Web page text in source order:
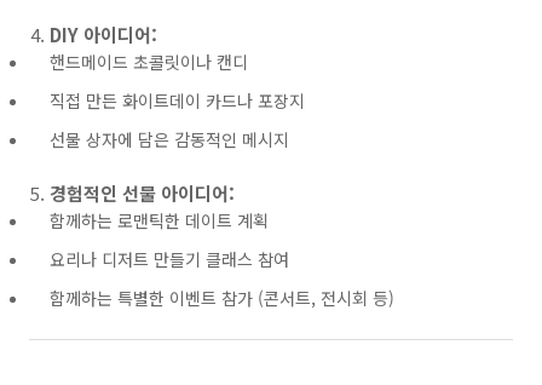
DIY 아이디어:
핸드메이드 초콜릿이나 캔디
직접 만든 화이트데이 카드나 포장지
선물 상자에 담은 감동적인 메시지
경험적인 선물 아이디어:
함께하는 로맨틱한 데이트 계획
요리나 디저트 만들기 클래스 참여
함께하는 특별한 이벤트 참가 (콘서트, 전시회 등)